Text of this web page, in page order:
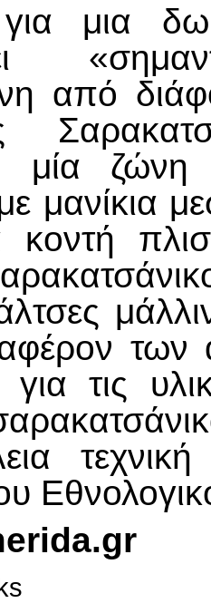
για μια
από
μία
μανίκια
κοντή
τις